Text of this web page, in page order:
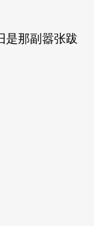
是那副嚣张跋